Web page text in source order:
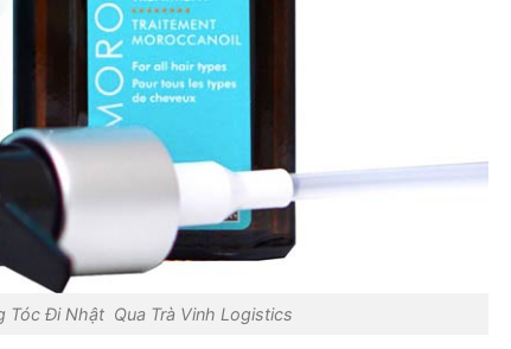
Tóc Đi Nhật Qua Trà Vinh Logistics